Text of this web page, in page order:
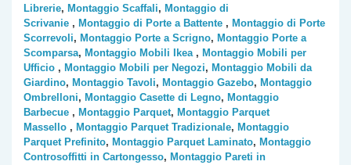
Librerie, Montaggio Scaffali, Montaggio di
Scrivanie , Montaggio di Porte a Battente , Montaggio di Porte
Scorrevoli, Montaggio Porte a Scrigno, Montaggio Porte a
Scomparsa, Montaggio Mobili Ikea, Montaggio Mobili per
Ufficio , Montaggio Mobili per Negozi, Montaggio Mobili da
Giardino, Montaggio Tavoli, Montaggio Gazebo, Montaggio
Ombrelloni, Montaggio Casette di Legno, Montaggio
Barbecue , Montaggio Parquet, Montaggio Parquet
Massello , Montaggio Parquet Tradizionale, Montaggio
Parquet Prefinito, Montaggio Parquet Laminato, Montaggio
Controsoffitti in Cartongesso, Montaggio Pareti in